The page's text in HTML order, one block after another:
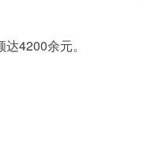
4200余元。